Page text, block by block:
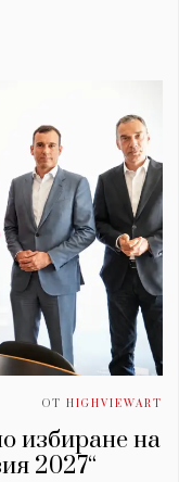
ОТ HIGHVIEWART
избиране на
2027“